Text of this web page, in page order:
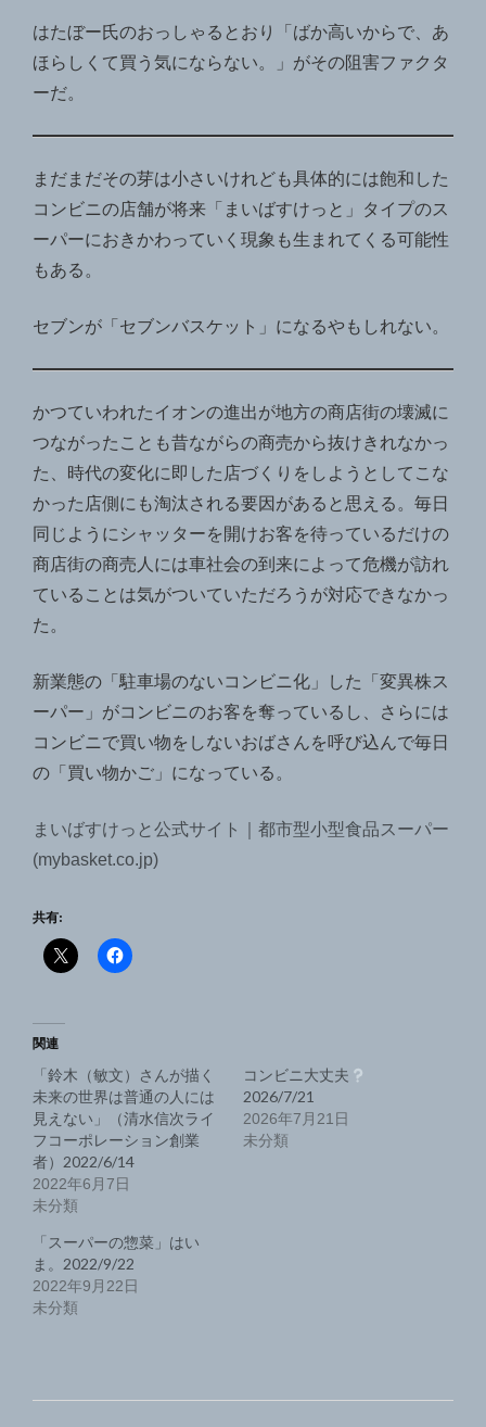
はたぼー氏のおっしゃるとおり「ばか高いからで、あ
ほらしくて買う気にならない。」がその阻害ファクタ
ーだ。
まだまだその芽は小さいけれども具体的には飽和した
コンビニの店舗が将来「まいばすけっと」タイプのス
ーパーにおきかわっていく現象も生まれてくる可能性
もある。
セブンが「セブンバスケット」になるやもしれない。
かつていわれたイオンの進出が地方の商店街の壊滅に
つながったことも昔ながらの商売から抜けきれなかっ
た、時代の変化に即した店づくりをしようとしてこな
かった店側にも淘汰される要因があると思える。毎日
同じようにシャッターを開けお客を待っているだけの
商店街の商売人には車社会の到来によって危機が訪れ
ていることは気がついていただろうが対応できなかっ
た。
新業態の「駐車場のないコンビニ化」した「変異株ス
ーパー」がコンビニのお客を奪っているし、さらには
コンビニで買い物をしないおばさんを呼び込んで毎日
の「買い物かご」になっている。
まいばすけっと公式サイト｜都市型小型食品スーパー
(mybasket.co.jp)
共有:
関連
「鈴木（敏文）さんが描く
未来の世界は普通の人には
見えない」（清水信次ライ
フコーポレーション創業
者）2022/6/14
2022年6月7日
未分類
コンビニ大丈夫
2026/7/21
2026年7月21日
未分類
「スーパーの惣菜」はい
ま。2022/9/22
2022年9月22日
未分類